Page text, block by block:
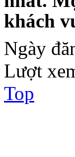
khách
Ngày
Lượt
Top